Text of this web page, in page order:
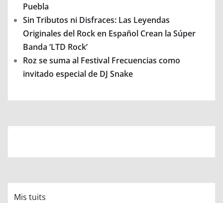
Puebla
Sin Tributos ni Disfraces: Las Leyendas
Originales del Rock en Español Crean la Súper
Banda ‘LTD Rock’
Roz se suma al Festival Frecuencias como
invitado especial de DJ Snake
Mis tuits